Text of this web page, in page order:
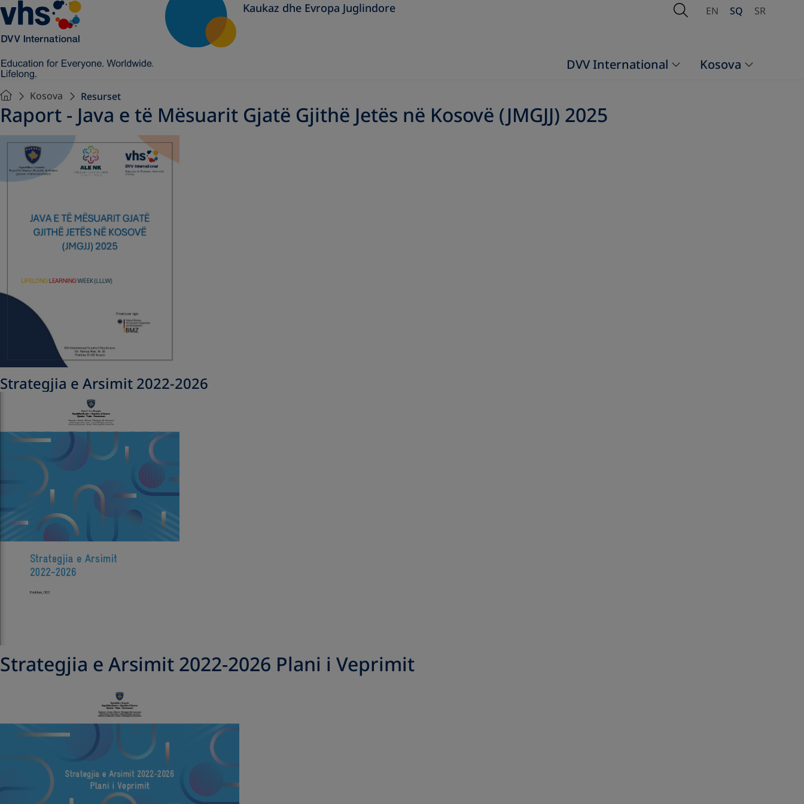
Kaukaz dhe Evropa Juglindore Open Search
EN SQ SR
DVV International Kosova
Kosova Resurset
Raport - ​Java e të Mësuarit Gjatë Gjithë Jetës në Kosovë (JMGJJ) 2025
Strategjia e Arsimit 2022-2026
Strategjia e Arsimit 2022-2026 Plani i Veprimit